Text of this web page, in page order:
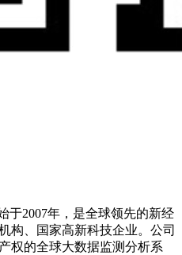
于2007年，是全球领先的新经
构、国家高新科技企业。公司
权的全球大数据监测分析系